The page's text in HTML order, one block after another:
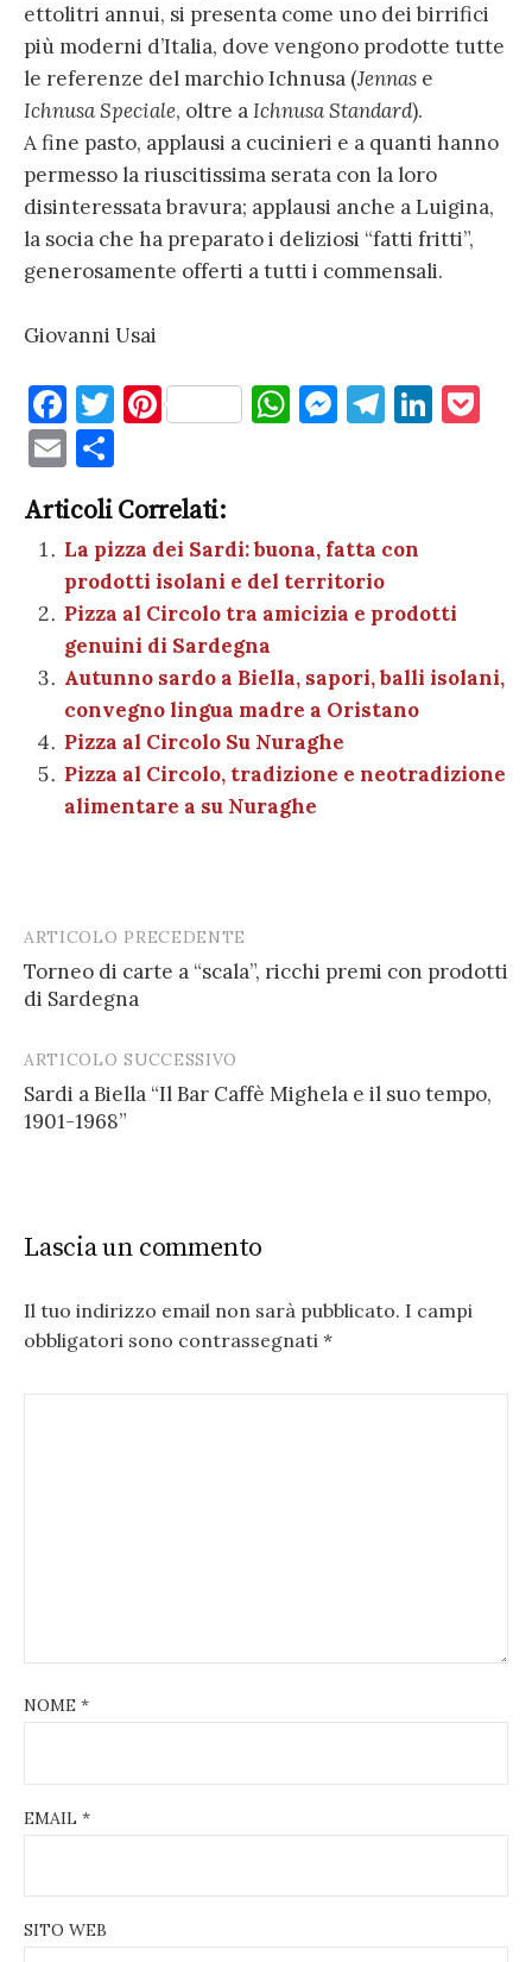
ettolitri annui, si presenta come uno dei birrifici
più moderni d’Italia, dove vengono prodotte tutte
le referenze del marchio Ichnusa (Jennas e
Ichnusa Speciale, oltre aIchnusa Standard).
A fine pasto, applausi a cucinieri e a quanti hanno
permesso la riuscitissima serata con la loro
disinteressata bravura; applausi anche a Luigina,
la socia che ha preparato i deliziosi “fatti fritti”,
generosamente offerti a tutti i commensali.
Giovanni Usai
F
a
c
e
b
o
o
k
T
te
r
Pi
es
t
W
A
p
p
M
g
er
T
a
m
Li
n
E
m
ai
l
n
di
vi
di
Articoli Correlati:
La pizza dei Sardi: buona, fatta con
prodotti isolani e del territorio
Pizza al Circolo tra amicizia e prodotti
genuini di Sardegna
Autunno sardo a Biella, sapori, balli isolani,
convegno lingua madre a Oristano
Pizza al Circolo Su Nuraghe
Pizza al Circolo, tradizione e neotradizione
alimentare a su Nuraghe
Post
navigation
ARTICOLO PRECEDENTE
Torneo di carte a “scala”, ricchi premi con prodotti
di Sardegna
ARTICOLO SUCCESSIVO
Sardi a Biella “Il Bar Caffè Mighela e il suo tempo,
1901-1968”
Lascia un commento
Il tuo indirizzo email non sarà pubblicato. I campi
obbligatori sono contrassegnati *
NOME *
EMAIL *
SITO WEB